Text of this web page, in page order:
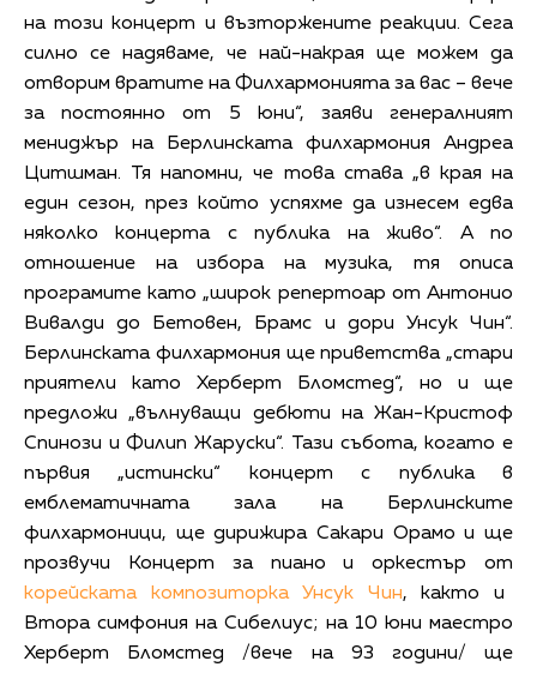
на този концерт и възторжените реакции. Сега
силно се надяваме, че най-накрая ще можем да
отворим вратите на Филхармонията за вас – вече
за постоянно от 5 юни“, заяви генералният
мениджър на Берлинската филхармония Андреа
Цитшман. Тя напомни, че това става „в края на
един сезон, през който успяхме да изнесем едва
няколко концерта с публика на живо“. А по
отношение на избора на музика, тя описа
програмите като „широк репертоар от Антонио
Вивалди до Бетовен, Брамс и дори Унсук Чин“.
Берлинската филхармония ще приветства „стари
приятели като Херберт Бломстед“, но и ще
предложи „вълнуващи дебюти на Жан-Кристоф
Спинози и Филип Жаруски“. Тази събота, когато е
първия „истински“ концерт с публика в
емблематичната зала на Берлинските
филхармоници, ще дирижира Сакари Орамо и ще
прозвучи Концерт за пиано и оркестър от
корейската композиторка Унсук Чин, както и
Втора симфония на Сибелиус; на 10 юни маестро
Херберт Бломстед /вече на 93 години/ ще